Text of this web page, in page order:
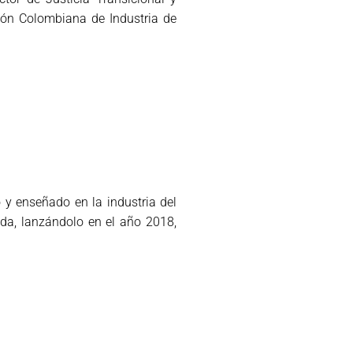
Colombiana de Industria de
y enseñado en la industria del
lanzándolo en el año 2018,